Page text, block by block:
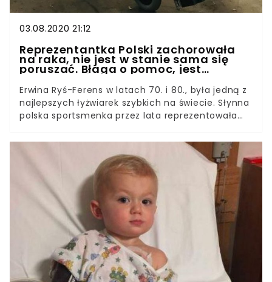
03.08.2020 21:12
Reprezentantka Polski zachorowała
na raka, nie jest w stanie sama się
poruszać. Błaga o pomoc, jest
naprawdę źle
Erwina Ryś-Ferens w latach 70. i 80., była jedną z
najlepszych łyżwiarek szybkich na świecie. Słynna
polska sportsmenka przez lata reprezentowała
zajęła piąte miejsce. Niestety, teraz jej największą
rywalką jest choroba. Rak sprawił, że została
przykuta do wózka. Rak to okrutna choroba, która
potrafi odebrać nadzieję. Niestety, codziennie
musi się z nią zmagać słynna polska
sportsmenka. Kobieta w wyniku postępujących
zmian, od wielu miesięcy przykuta jest do wózka i
nie jest w stanie samodzielnie się poruszać.
Erwina Ryś-Ferens błaga o pomoc. Była
reprezentantka Polski robi wszystko, by się nie
poddawać.